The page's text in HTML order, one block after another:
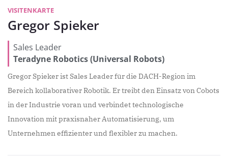
VISITENKARTE
Gregor Spieker
Sales Leader
Teradyne Robotics (Universal Robots)
Gregor Spieker ist Sales Leader für die DACH-Region im
Bereich kollaborativer Robotik. Er treibt den Einsatz von Cobots
in der Industrie voran und verbindet technologische
Innovation mit praxisnaher Automatisierung, um
Unternehmen effizienter und flexibler zu machen.